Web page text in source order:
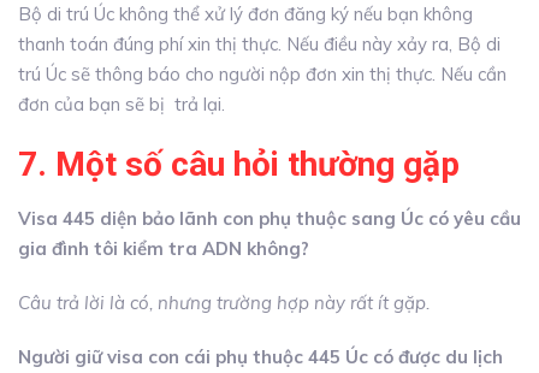
Bộ di trú Úc không thể xử lý đơn đăng ký nếu bạn không
thanh toán đúng phí xin thị thực. Nếu điều này xảy ra, Bộ di
trú Úc sẽ thông báo cho người nộp đơn xin thị thực. Nếu cần
đơn của bạn sẽ bị trả lại.
7. Một số câu hỏi thường gặp
Visa 445 diện bảo lãnh con phụ thuộc sang Úc có yêu cầu
gia đình tôi kiểm tra ADN không?
Câu trả lời là có, nhưng trường hợp này rất ít gặp.
Người giữ visa con cái phụ thuộc 445 Úc có được du lịch